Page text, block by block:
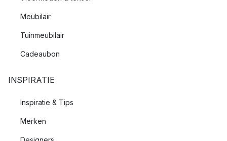
Meubilair
Tuinmeubilair
Cadeaubon
INSPIRATIE
Inspiratie & Tips
Merken